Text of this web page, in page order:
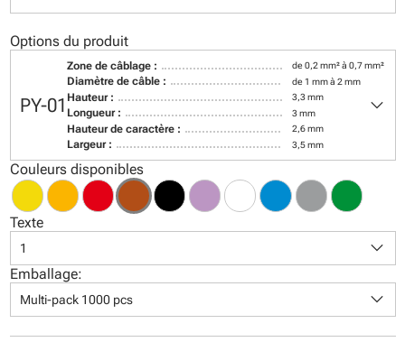
Options du produit
PY-01
Zone de câblage : de 0,2 mm² à 0,7 mm²
Diamètre de câble : de 1 mm à 2 mm
Hauteur : 3,3 mm
Longueur : 3 mm
Hauteur de caractère : 2,6 mm
Largeur : 3,5 mm
keyboard_arrow_down
Couleurs disponibles
Texte
1 keyboard_arrow_down
Emballage:
Multi-pack 1000 pcs keyboard_arrow_down